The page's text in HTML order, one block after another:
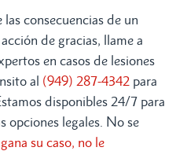
consecuencias de un
de gracias, llame a
en casos de lesiones
al (949) 287-4342 para
disponibles 24/7 para
opciones legales. No se
su caso, no le